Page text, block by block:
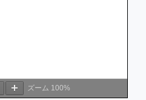
ズーム 100%